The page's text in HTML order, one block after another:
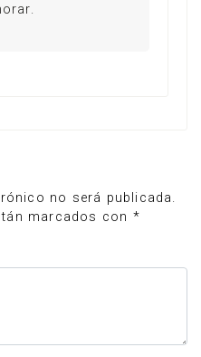
no será publicada.
marcados con *